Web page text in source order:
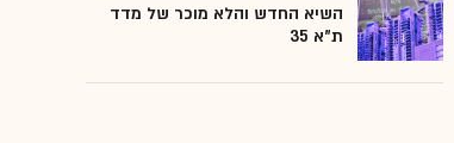
השיא החדש והלא מוכר של מדד
ת"א 35